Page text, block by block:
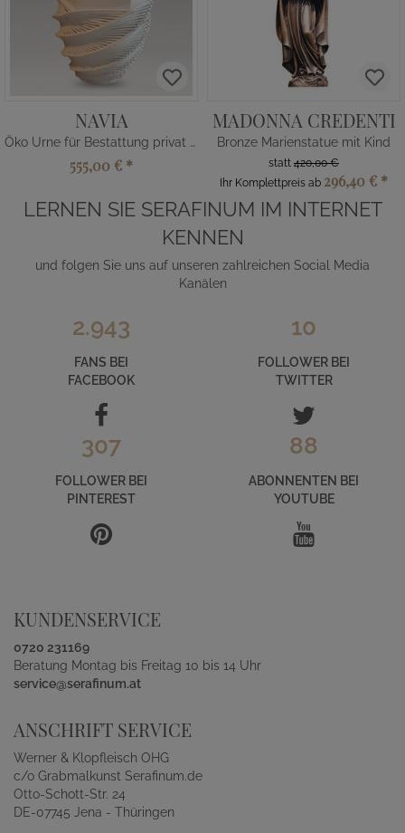
NAVIA
Öko Urne für Bestattung privat kaufen
555,00 € *
MADONNA CREDENTI
Bronze Marienstatue mit Kind
statt 420,00 €
Ihr Komplettpreis ab 296,40 € *
LERNEN SIE SERAFINUM IM INTERNET
KENNEN
und folgen Sie uns auf unseren zahlreichen Social Media
Kanälen
2.943
FANS BEI
FACEBOOK
10
FOLLOWER BEI
TWITTER
307
FOLLOWER BEI
PINTEREST
88
ABONNENTEN BEI
YOUTUBE
KUNDENSERVICE
0720 231169
Beratung Montag bis Freitag 10 bis 14 Uhr
service@serafinum.at
ANSCHRIFT SERVICE
Werner & Klopfleisch OHG
c/o Grabmalkunst Serafinum.de
Otto-Schott-Str. 24
DE-07745 Jena - Thüringen